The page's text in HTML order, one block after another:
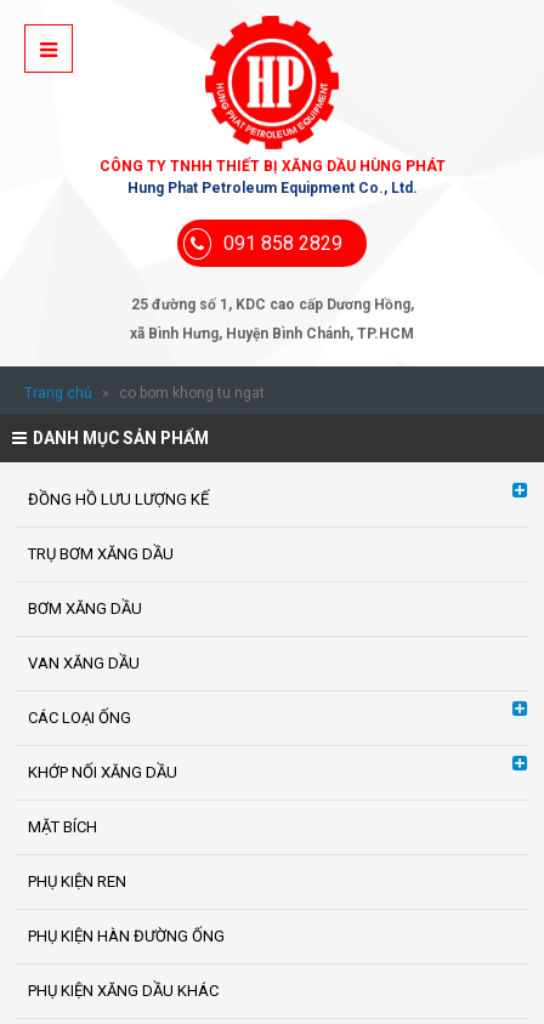
CÔNG TY TNHH THIẾT BỊ XĂNG DẦU HÙNG PHÁT
Hung Phat Petroleum Equipment Co., Ltd.
091 858 2829
25 đường số 1, KDC cao cấp Dương Hồng,
xã Bình Hưng, Huyện Bình Chánh, TP.HCM
Trang chủ » co bom khong tu ngat
DANH MỤC SẢN PHẨM
ĐỒNG HỒ LƯU LƯỢNG KẾ
TRỤ BƠM XĂNG DẦU
BƠM XĂNG DẦU
VAN XĂNG DẦU
CÁC LOẠI ỐNG
KHỚP NỐI XĂNG DẦU
MẶT BÍCH
PHỤ KIỆN REN
PHỤ KIỆN HÀN ĐƯỜNG ỐNG
PHỤ KIỆN XĂNG DẦU KHÁC